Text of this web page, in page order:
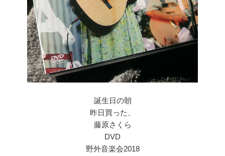
誕生日の朝
昨日買った、
藤原さくら
DVD
野外音楽会2018